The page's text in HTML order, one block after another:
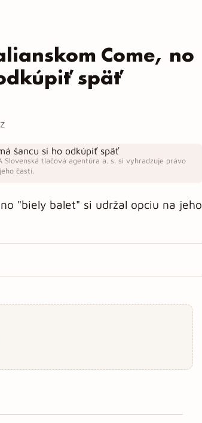
Come, no
späť
Slovenská tlačová agentúra a. s. si vyhradzuje právo
častí.
"biely balet" si udržal opciu na jeho